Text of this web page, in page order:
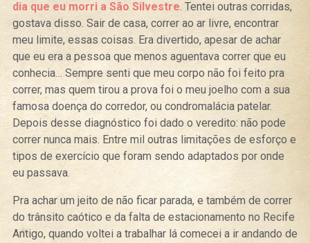
dia que eu morri a São Silvestre. Tentei outras corridas,
gostava disso. Sair de casa, correr ao ar livre, encontrar
meu limite, essas coisas. Era divertido, apesar de achar
que eu era a pessoa que menos aguentava correr que eu
conhecia… Sempre senti que meu corpo não foi feito pra
correr, mas quem tirou a prova foi o meu joelho com a sua
famosa doença do corredor, ou condromalácia patelar.
Depois desse diagnóstico foi dado o veredito: não pode
correr nunca mais. Entre mil outras limitações de esforço e
tipos de exercício que foram sendo adaptados por onde
eu passava.
Pra achar um jeito de não ficar parada, e também de correr
do trânsito caótico e da falta de estacionamento no Recife
Antigo, quando voltei a trabalhar lá comecei a ir andando de